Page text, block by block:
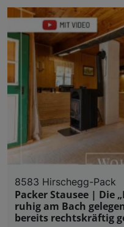
8583 Hirschegg-Pack
Packer Stausee | Die
ruhig am Bach
bereits rechtskräftig